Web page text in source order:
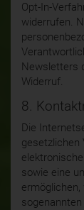
Opt-In-
widerrufen.
Newsletters
Widerruf.
8.
Die
gesetzlichen
sowie eine